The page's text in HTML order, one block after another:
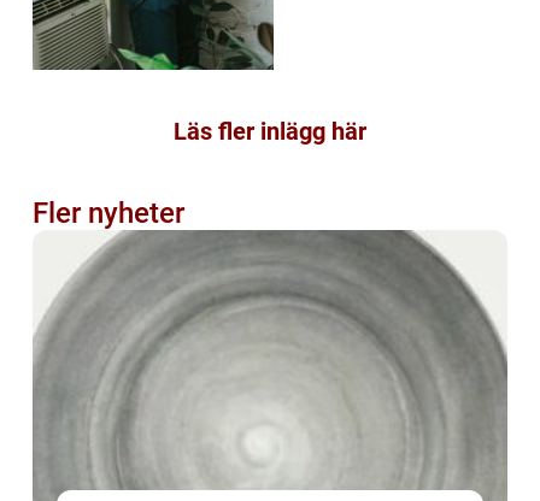
Läs fler inlägg här
Fler nyheter